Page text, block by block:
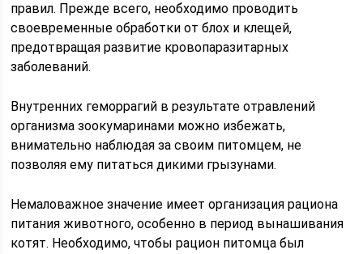
правил. Прежде всего, необходимо проводить
своевременные обработки от блох и клещей,
предотвращая развитие кровопаразитарных
заболеваний.
Внутренних геморрагий в результате отравлений
организма зоокумаринами можно избежать,
внимательно наблюдая за своим питомцем, не
позволяя ему питаться дикими грызунами.
Немаловажное значение имеет организация рациона
питания животного, особенно в период вынашивания
котят. Необходимо, чтобы рацион питомца был